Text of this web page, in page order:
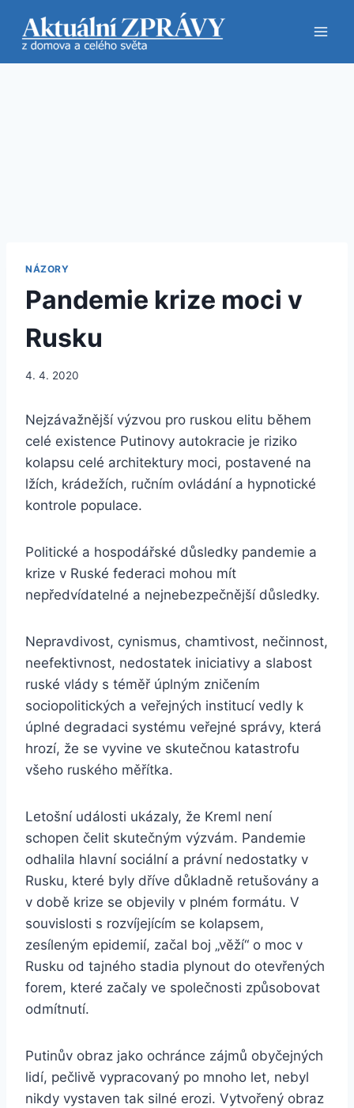
obsah
NÁZORY
Pandemie krize moci v
Rusku
4. 4. 2020
Nejzávažnější výzvou pro ruskou elitu během
celé existence Putinovy autokracie je riziko
kolapsu celé architektury moci, postavené na
lžích, krádežích, ručním ovládání a hypnotické
kontrole populace.
Politické a hospodářské důsledky pandemie a
krize v Ruské federaci mohou mít
nepředvídatelné a nejnebezpečnější důsledky.
Nepravdivost, cynismus, chamtivost, nečinnost,
neefektivnost, nedostatek iniciativy a slabost
ruské vlády s téměř úplným zničením
sociopolitických a veřejných institucí vedly k
úplné degradaci systému veřejné správy, která
hrozí, že se vyvine ve skutečnou katastrofu
všeho ruského měřítka.
Letošní události ukázaly, že Kreml není
schopen čelit skutečným výzvám. Pandemie
odhalila hlavní sociální a právní nedostatky v
Rusku, které byly dříve důkladně retušovány a
v době krize se objevily v plném formátu. V
souvislosti s rozvíjejícím se kolapsem,
zesíleným epidemií, začal boj „věží“ o moc v
Rusku od tajného stadia plynout do otevřených
forem, které začaly ve společnosti způsobovat
odmítnutí.
Putinův obraz jako ochránce zájmů obyčejných
lidí, pečlivě vypracovaný po mnoho let, nebyl
nikdy vystaven tak silné erozi. Vytvořený obraz